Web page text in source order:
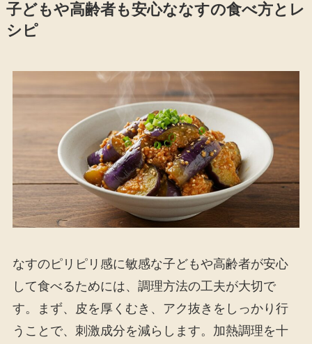
子どもや高齢者も安心ななすの食べ方とレ
シピ
なすのピリピリ感に敏感な子どもや高齢者が安心
して食べるためには、調理方法の工夫が大切で
す。まず、皮を厚くむき、アク抜きをしっかり行
うことで、刺激成分を減らします。加熱調理を十